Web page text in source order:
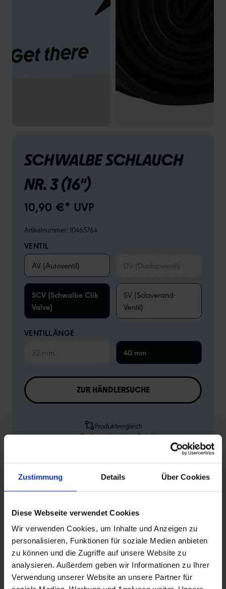
Zustimmung Details Über Cookies
Diese Webseite verwendet Cookies
Wir verwenden Cookies, um Inhalte und Anzeigen zu
personalisieren, Funktionen für soziale Medien anbieten
zu können und die Zugriffe auf unsere Website zu
analysieren. Außerdem geben wir Informationen zu Ihrer
Verwendung unserer Website an unsere Partner für
SCHWALBE SCHLAUCH
NR. 3 (16")
10,90 €* UVP
Artikelnummer: 10465764
VENTIL
AV (Autoventil) DV (Dunlopventil)
SCV (Schwalbe Clik
Valve)
SV (Sclaverand-
Ventil)
VENTILLÄNGE
32 mm 40 mm
ZUR HÄNDLERSUCHE
Produktvergleich
Zu den technischen Details
PRODUKTINFORMATIONEN
Schwalbe Standard Fahrradschlauch Nr. 3. Für
Fahrradreifen in der Größe 16" Zoll (ETRTO 47→62-305).
Hält die Luft überdurchschnittlich lang. Dank bester